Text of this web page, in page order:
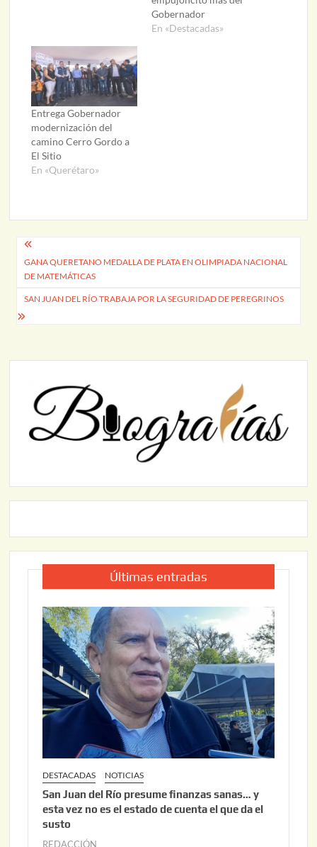
Gobernador
En «Destacadas»
Entrega Gobernador
modernización del
camino Cerro Gordo a
El Sitio
En «Querétaro»
Navegación
de
entradas
GANA QUERETANO MEDALLA DE PLATA EN OLIMPIADA NACIONAL
DE MATEMÁTICAS
SAN JUAN DEL RÍO TRABAJA POR LA SEGURIDAD DE PEREGRINOS
Últimas entradas
DESTACADAS NOTICIAS
San Juan del Río presume finanzas sanas… y
esta vez no es el estado de cuenta el que da el
susto
REDACCIÓN